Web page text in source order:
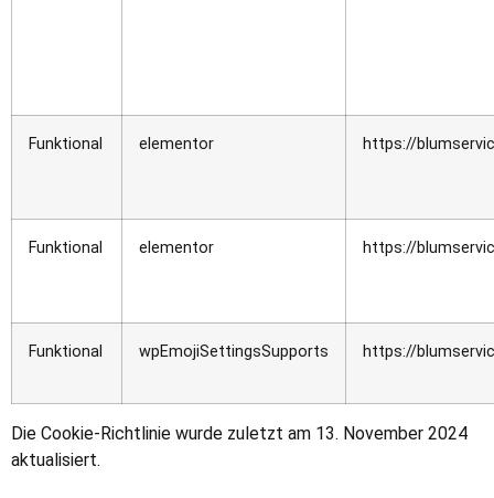
Funktional elementor https://
Funktional elementor https://
Funktional wpEmojiSettingsSupports https://
Die Cookie-Richtlinie wurde zuletzt am 13. November 2024
aktualisiert.